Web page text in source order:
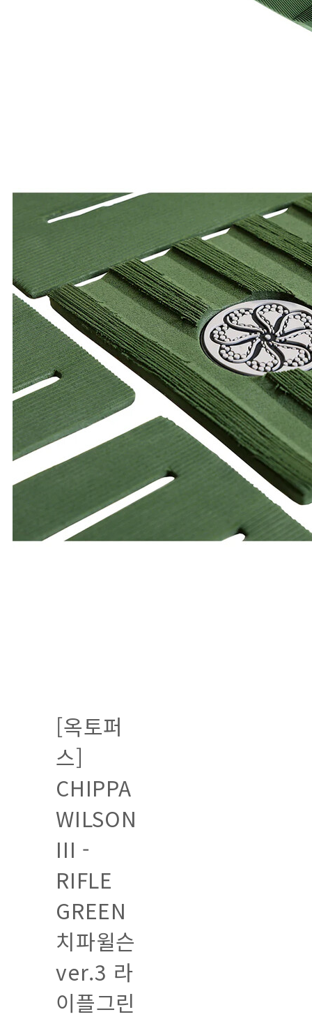
[옥토퍼
스]
CHIPPA
WILSON
III -
RIFLE
GREEN
치파윌슨
ver.3 라
이플그린